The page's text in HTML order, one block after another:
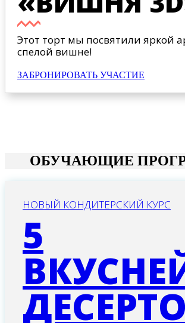
Этот торт мы посвятили яркой
спелой вишне!
ЗАБРОНИРОВАТЬ УЧАСТИЕ
ОБУЧАЮЩИЕ
НОВЫЙ КОНДИТЕРСКИЙ КУРС
5